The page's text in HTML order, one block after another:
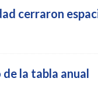
cerraron
la tabla anual